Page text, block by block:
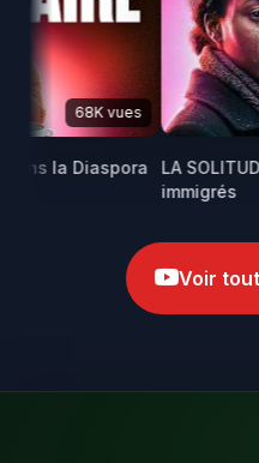
68K vues
la Diaspora
LA SOLITUDE
immigrés
Voir